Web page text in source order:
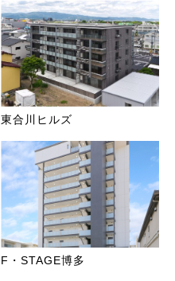
東合川ヒルズ
F・STAGE博多